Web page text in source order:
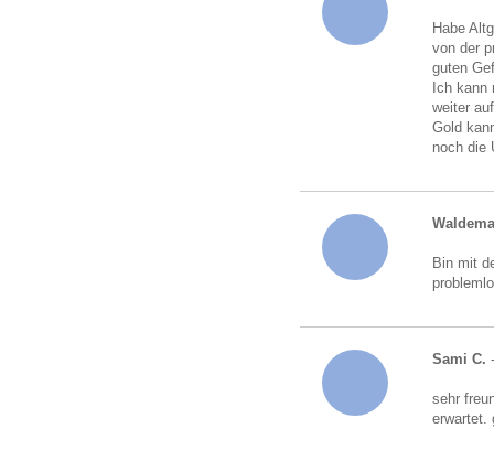
Habe
von der
guten
Ich kann
weiter
Gold
noch die
Bin mit
Sami C.
sehr
erwartet.